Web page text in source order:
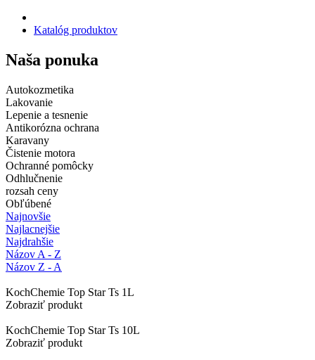
Katalóg produktov
Naša ponuka
Autokozmetika
Lakovanie
Lepenie a tesnenie
Antikorózna ochrana
Karavany
Čistenie motora
Ochranné pomôcky
Odhlučnenie
rozsah ceny
Obľúbené
Najnovšie
Najlacnejšie
Najdrahšie
Názov A - Z
Názov Z - A
KochChemie Top Star Ts 1L
Zobraziť produkt
KochChemie Top Star Ts 10L
Zobraziť produkt